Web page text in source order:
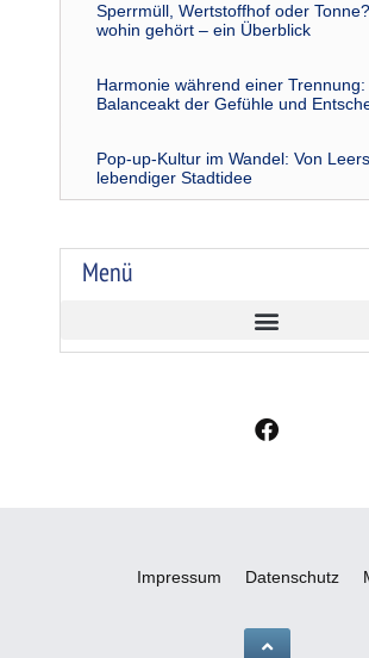
Sperrmüll, Wertstoffhof oder
wohin gehört – ein Überblick
Harmonie während einer Trennung:
Balanceakt der Gefühle und
Pop-up-Kultur im Wandel: Von
lebendiger Stadtidee
Menü
F
a
o
k
Impressum Datenschutz